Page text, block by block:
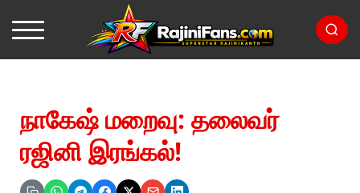
நாகேஷ் மறைவு: தலைவர்
ரஜினி இரங்கல்!